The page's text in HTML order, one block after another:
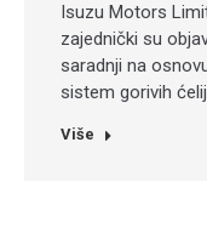
Isuzu Motors
zajednički su
saradnji na
sistem gorivih
Više